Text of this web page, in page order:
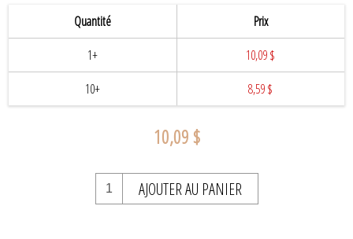
Quantité
1+
10+
Prix
10,09 $
8,59 $
10,09 $
AJOUTER AU PANIER